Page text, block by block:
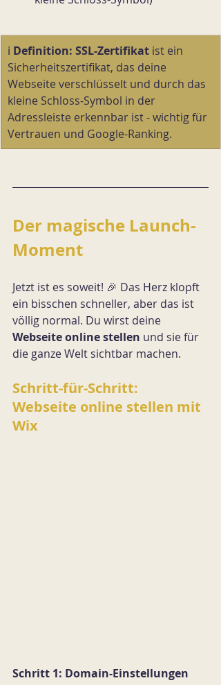
ℹ️ Definition: SSL-Zertifikat ist ein
Sicherheitszertifikat, das deine
Webseite verschlüsselt und durch das
kleine Schloss-Symbol in der
Adressleiste erkennbar ist - wichtig für
Vertrauen und Google-Ranking.
Der magische Launch-
Moment
Jetzt ist es soweit! 🎉 Das Herz klopft
ein bisschen schneller, aber das ist
völlig normal. Du wirst deine
Webseite online stellen und sie für
die ganze Welt sichtbar machen.
Schritt-für-Schritt:
Webseite online stellen mit
Wix
Schritt 1: Domain-Einstellungen